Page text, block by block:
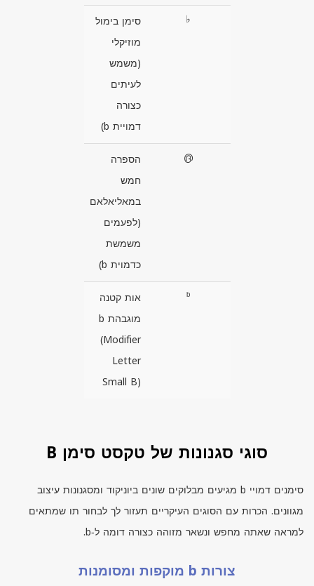
♭
סימן בימול
מוזיקלי
(משמש
לעיתים
כצורה
דמויית b)
൫
הספרה
חמש
במאליאלאם
(לפעמים
משמשת
כדמוית b)
ᵇ
אות קטנה
מוגבהת b
(Modifier
Letter
Small B)
סוגי סגנונות של טקסט סימן B
סימנים דמויי b מגיעים מבלוקים שונים ביוניקוד ומסגנונות עיצוב
מגוונים. הכרות עם הסוגים העיקריים תעזור לך לבחור תו שמתאים
למראה שאתה מחפש ונשאר מזוהה כצורה דומה ל‑b.
צורות b מוקפות ומסומנות